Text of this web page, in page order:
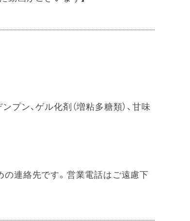
プン、ゲル化剤（増粘多糖類）、甘味
連絡先です。営業電話はご遠慮下